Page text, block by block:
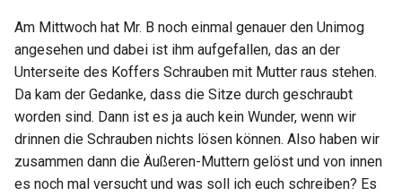
Am Mittwoch hat Mr. B noch einmal genauer den Unimog
angesehen und dabei ist ihm aufgefallen, das an der
Unterseite des Koffers Schrauben mit Mutter raus stehen.
Da kam der Gedanke, dass die Sitze durch geschraubt
worden sind. Dann ist es ja auch kein Wunder, wenn wir
drinnen die Schrauben nichts lösen können. Also haben wir
zusammen dann die Äußeren-Muttern gelöst und von innen
es noch mal versucht und was soll ich euch schreiben? Es